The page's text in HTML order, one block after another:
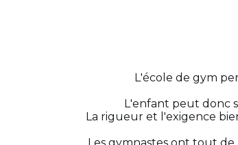
L'école de gym
L'enfant peut donc
La rigueur et l'exigence